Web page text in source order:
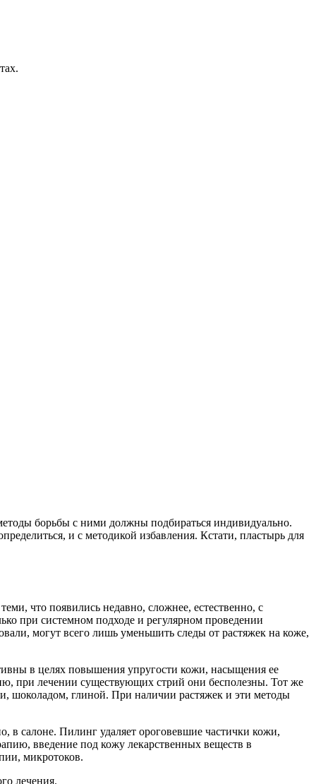
борьбы с ними должны подбираться индивидуально.
и с методикой избавления. Кстати, пластырь для
что появились недавно, сложнее, естественно, с
при системном подходе и регулярном проведении
могут всего лишь уменьшить следы от растяжек на коже,
в целях повышения упругости кожи, насыщения ее
при лечении существующих стрий они бесполезны. Тот же
шоколадом, глиной. При наличии растяжек и эти методы
салоне. Пилинг удаляет ороговевшие частички кожи,
введение под кожу лекарственных веществ в
микротоков.
лечения.